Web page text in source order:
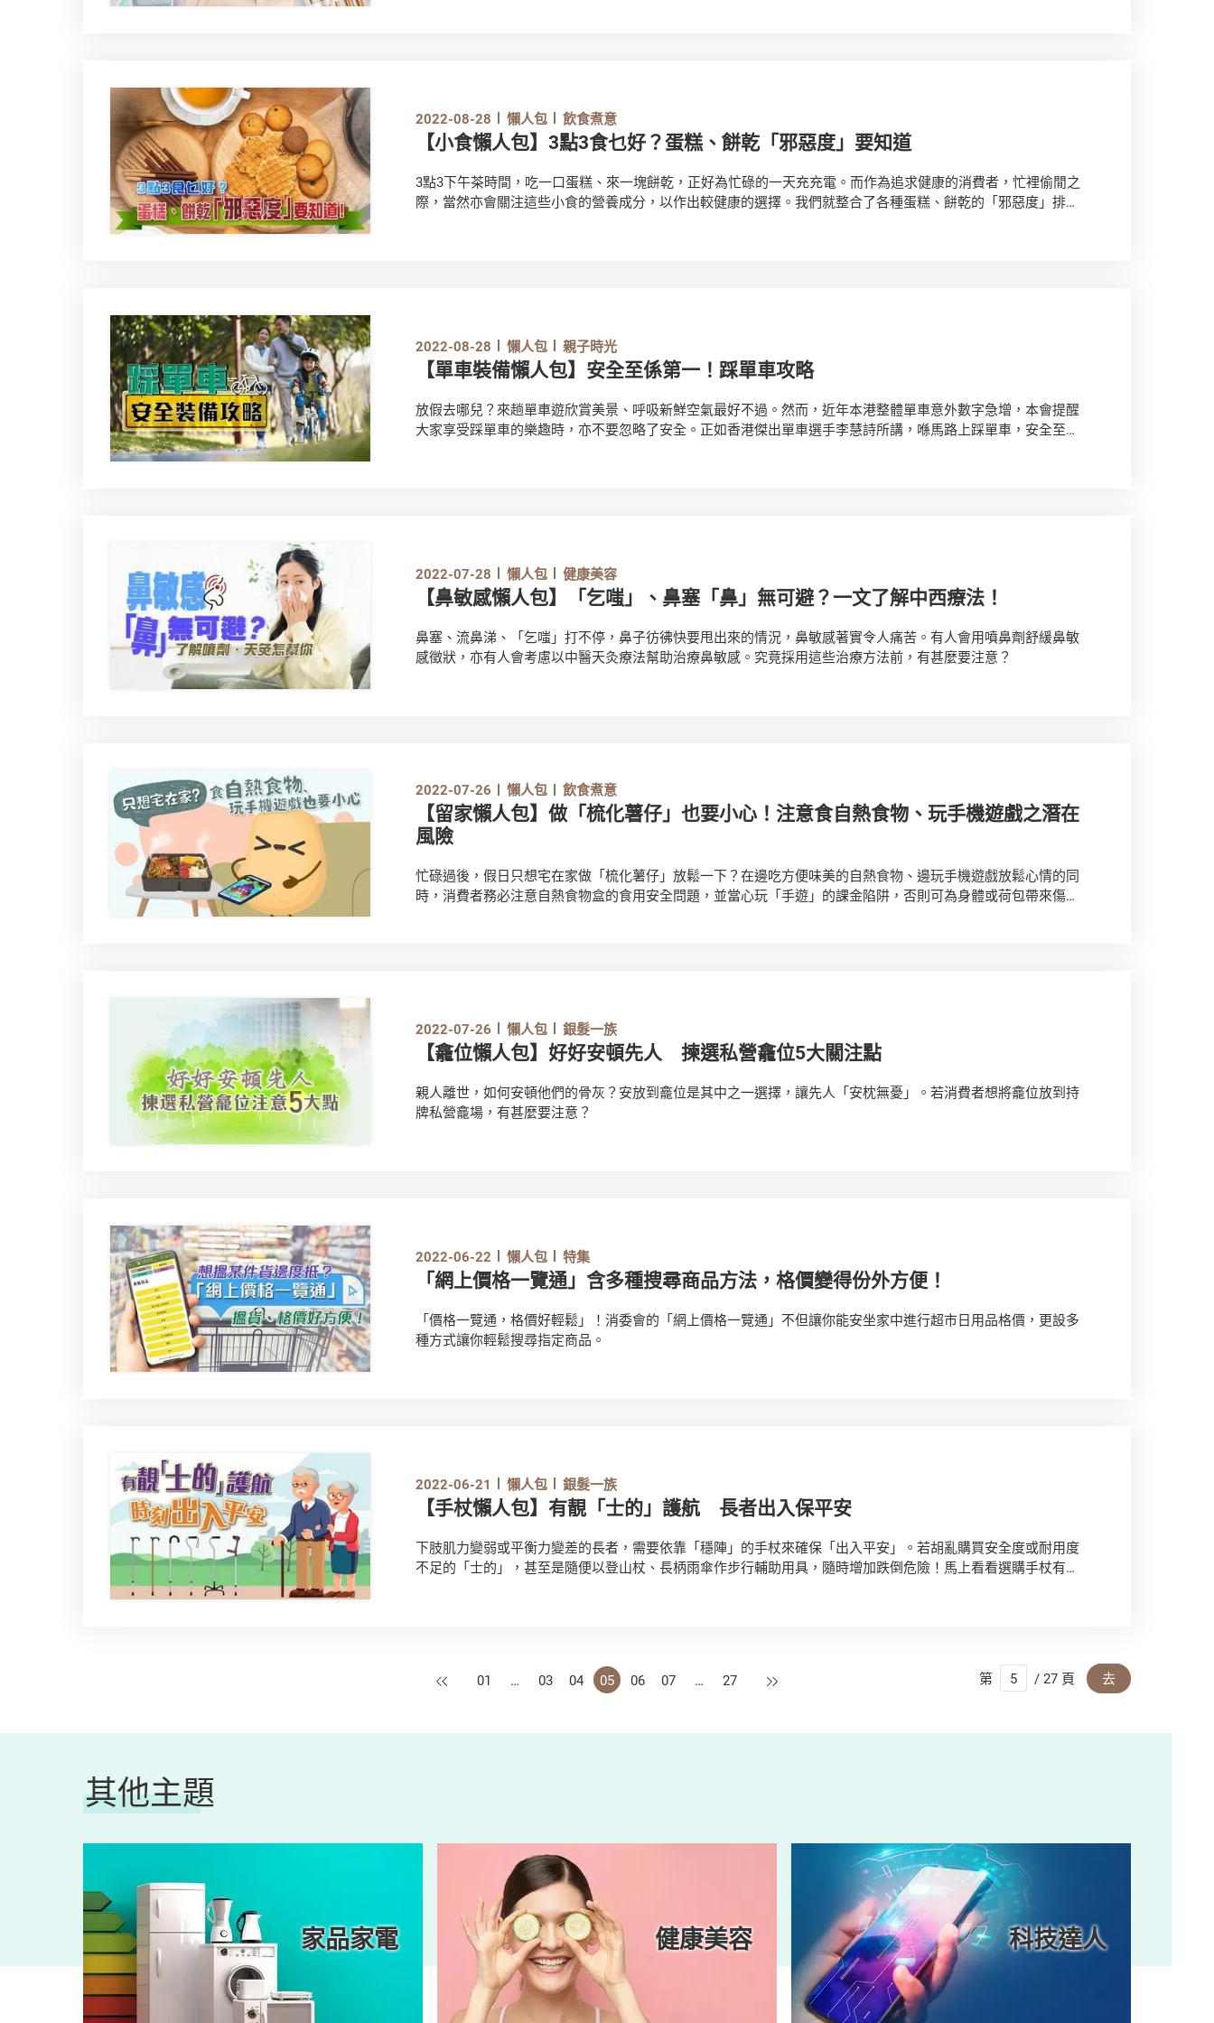
2022-08-28 懶人包 飲食煮意
【小食懶人包】3點3食乜好？蛋糕、餅乾「邪惡度」要知道
3點3下午茶時間，吃一口蛋糕、來一塊餅乾，正好為忙碌的一天充充電。而作為追求健康的消費者，忙裡偷閒之
際，當然亦會關注這些小食的營養成分，以作出較健康的選擇。我們就整合了各種蛋糕、餅乾的「邪惡度」排行
2022-08-28 懶人包 親子時光
【單車裝備懶人包】安全至係第一！踩單車攻略
放假去哪兒？來趟單車遊欣賞美景、呼吸新鮮空氣最好不過。然而，近年本港整體單車意外數字急增，本會提醒
大家享受踩單車的樂趣時，亦不要忽略了安全。正如香港傑出單車選手李慧詩所講，喺馬路上踩單車，安全至係
2022-07-28 懶人包 健康美容
【鼻敏感懶人包】「乞嗤」、鼻塞「鼻」無可避？一文了解中西療法！
鼻塞、流鼻涕、「乞嗤」打不停，鼻子彷彿快要甩出來的情況，鼻敏感著實令人痛苦。有人會用噴鼻劑舒緩鼻敏
感徵狀，亦有人會考慮以中醫天灸療法幫助治療鼻敏感。究竟採用這些治療方法前，有甚麼要注意？
2022-07-26 懶人包 飲食煮意
【留家懶人包】做「梳化薯仔」也要小心！注意食自熱食物、玩手機遊戲之潛在
風險
忙碌過後，假日只想宅在家做「梳化薯仔」放鬆一下？在邊吃方便味美的自熱食物、邊玩手機遊戲放鬆心情的同
時，消費者務必注意自熱食物盒的食用安全問題，並當心玩「手遊」的課金陷阱，否則可為身體或荷包帶來傷
2022-07-26 懶人包 銀髮一族
【龕位懶人包】好好安頓先人 揀選私營龕位5大關注點
親人離世，如何安頓他們的骨灰？安放到龕位是其中之一選擇，讓先人「安枕無憂」。若消費者想將龕位放到持
牌私營龕場，有甚麼要注意？
2022-06-22 懶人包 特集
「網上價格一覽通」含多種搜尋商品方法，格價變得份外方便！
「價格一覽通，格價好輕鬆」！消委會的「網上價格一覽通」不但讓你能安坐家中進行超市日用品格價，更設多
種方式讓你輕鬆搜尋指定商品。
2022-06-21 懶人包 銀髮一族
【手杖懶人包】有靚「士的」護航 長者出入保平安
下肢肌力變弱或平衡力變差的長者，需要依靠「穩陣」的手杖來確保「出入平安」。若胡亂購買安全度或耐用度
不足的「士的」，甚至是隨便以登山杖、長柄雨傘作步行輔助用具，隨時增加跌倒危險！馬上看看選購手杖有甚
上一頁
01 … 03 04 05 06 07 … 27 下一頁 第 / 27 頁 去
其他主題
家品家電 健康美容 科技達人